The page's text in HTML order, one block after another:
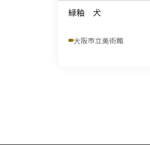
緑釉 犬
大阪市立美術館